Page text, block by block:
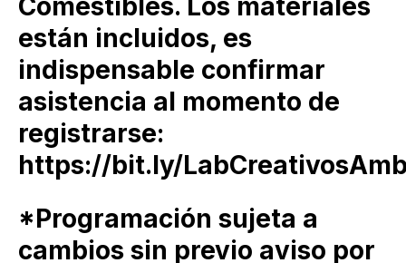
Comestibles. Los materiales
están incluidos, es
indispensable confirmar
asistencia al momento de
registrarse:
https://bit.ly/
*Programación sujeta a
cambios sin previo aviso por